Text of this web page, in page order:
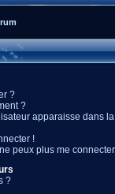
?
?
apparaisse dans
!
peux plus me
?